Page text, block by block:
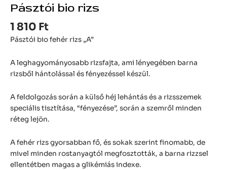
Pásztói bio rizs
1 810 Ft
Pásztói bio fehér rizs „A”
A leghagyományosabb rizsfajta, ami lényegében barna
rizsből hántolással és fényezéssel készül.
A feldolgozás során a külső héj lehántás és a rizsszemek
speciális tisztítása, “fényezése”, során a szemről minden
réteg lejön.
A fehér rizs gyorsabban fő, és sokak szerint finomabb, de
mivel minden rostanyagtól megfosztották, a barna rizzsel
ellentétben magas a glikémiás indexe.